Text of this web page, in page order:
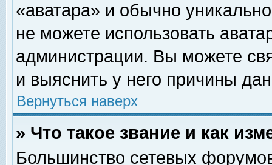
«аватара» и обычно
не можете использовать
администрации. Вы можете
и выяснить у него причины
Вернуться наверх
» Что такое звание и как
Большинство сетевых